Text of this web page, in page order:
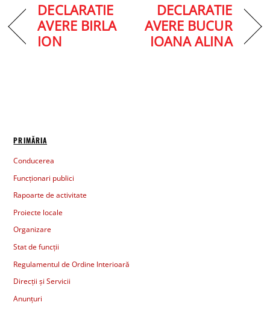
DECLARATIE
AVERE BIRLA
ION
DECLARATIE
AVERE BUCUR
IOANA ALINA
PRIMĂRIA
Conducerea
Funcționari publici
Rapoarte de activitate
Proiecte locale
Organizare
Stat de funcții
Regulamentul de Ordine Interioară
Direcții și Servicii
Anunțuri